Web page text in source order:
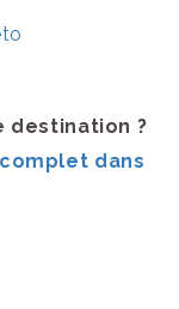
destination ?
dans